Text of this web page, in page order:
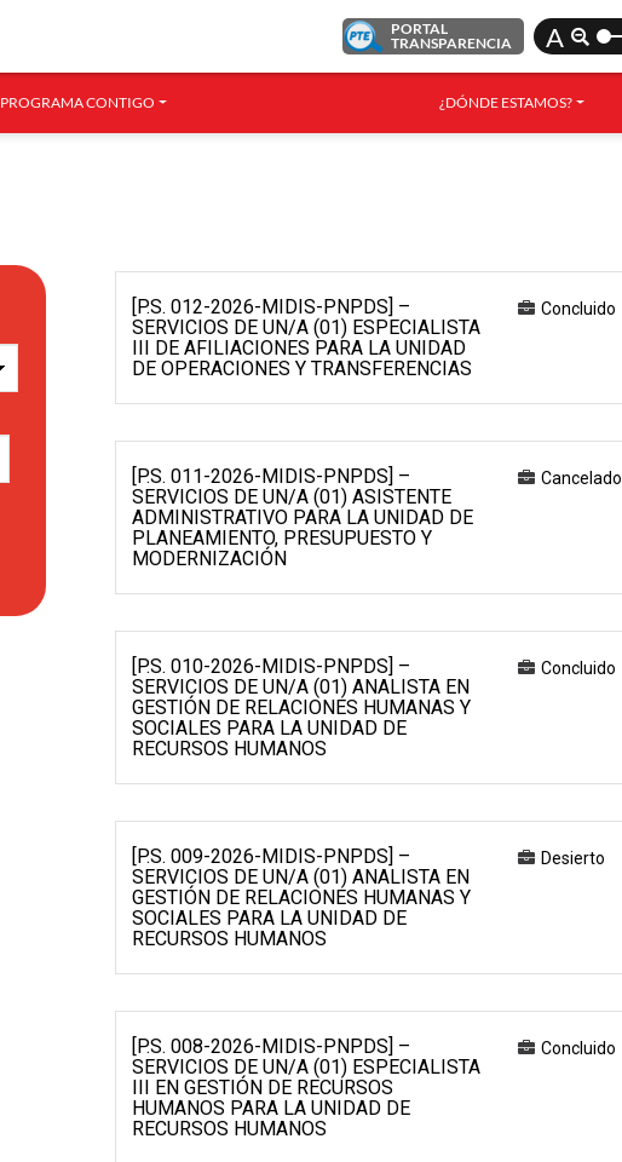
PORTAL
TRANSPARENCIA
A
PROGRAMA CONTIGO ¿DÓNDE ESTAMOS?
[P.S. 012-2026-MIDIS-PNPDS] –
SERVICIOS DE UN/A (01) ESPECIALISTA
III DE AFILIACIONES PARA LA UNIDAD
DE OPERACIONES Y TRANSFERENCIAS
Concluido
[P.S. 011-2026-MIDIS-PNPDS] –
SERVICIOS DE UN/A (01) ASISTENTE
ADMINISTRATIVO PARA LA UNIDAD DE
PLANEAMIENTO, PRESUPUESTO Y
MODERNIZACIÓN
Cancelado
[P.S. 010-2026-MIDIS-PNPDS] –
SERVICIOS DE UN/A (01) ANALISTA EN
GESTIÓN DE RELACIONES HUMANAS Y
SOCIALES PARA LA UNIDAD DE
RECURSOS HUMANOS
Concluido
[P.S. 009-2026-MIDIS-PNPDS] –
SERVICIOS DE UN/A (01) ANALISTA EN
GESTIÓN DE RELACIONES HUMANAS Y
SOCIALES PARA LA UNIDAD DE
RECURSOS HUMANOS
Desierto
[P.S. 008-2026-MIDIS-PNPDS] –
SERVICIOS DE UN/A (01) ESPECIALISTA
III EN GESTIÓN DE RECURSOS
HUMANOS PARA LA UNIDAD DE
RECURSOS HUMANOS
Concluido